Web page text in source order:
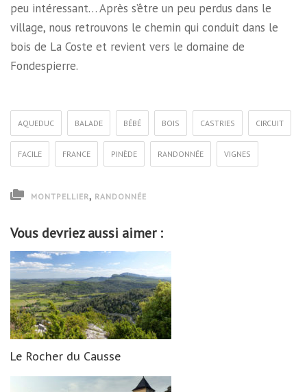
peu intéressant… Après s’être un peu perdus dans le
village, nous retrouvons le chemin qui conduit dans le
bois de La Coste et revient vers le domaine de
Fondespierre.
AQUEDUC BALADE BÉBÉ BOIS CASTRIES CIRCUIT
FACILE FRANCE PINÈDE RANDONNÉE VIGNES
MONTPELLIER, RANDONNÉE
Vous devriez aussi aimer :
Le Rocher du Causse